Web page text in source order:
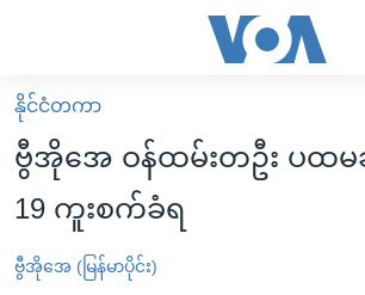
လွယ်ကူ
စေ
သည့်
များ
မူလစာမျက်နှာ
မြန်မာ
ကမ္ဘာ့သတင်းများ
နိုင်ငံတကာ
ဗွီဒီယို
နိုင်ငံတကာ
ဗွီအိုအေ ဝန်ထမ်းတဦး ပထမဆုံ
19 ကူးစက်ခံရ
ဗွီအိုအေ (မြန်မာပိုင်း)